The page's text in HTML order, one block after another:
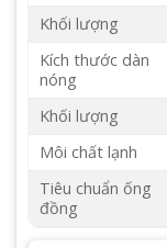
Khối lượng
Kích thước dàn
nóng
Khối lượng
Môi chất lạnh
Tiêu chuẩn ống
đồng